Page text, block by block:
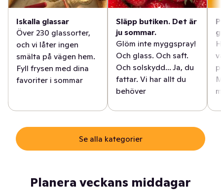
Iskalla glassar
Över 230 glassorter,
och vi låter ingen
smälta på vägen hem.
Fyll frysen med dina
favoriter i sommar
Släpp butiken. Det är
ju sommar.
Glöm inte myggspray!
Och glass. Och saft.
Och solskydd... Ja, du
fattar. Vi har allt du
behöver
Se alla kategorier
Planera veckans middagar